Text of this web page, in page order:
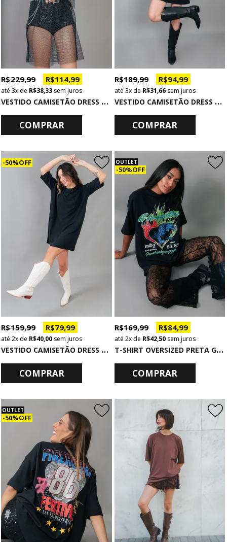
V
ESTIDO CAMISETÃO DRESS TELA PRETA COM BRILHO
R$ 229,99 R$ 114,99
3x de R$ 38,33 sem juros
COMPRAR
V
ESTIDO CAMISETÃO DRESS PRETO COM PLUMAS THOUSAND
R$ 189,99 R$ 94,99
3xde R$ 31,66sem juros
COMPRAR
50% OFF
V
ESTIDO CAMISETÃO DRESS BÁSICO PRETO
R$ 159,99 R$ 79,99
2x de R$ 40,00 sem juros
COMPRAR
OUTLET
50% OFF
T
-SHIRT OVERSIZED PRETA GLOWGETTER
R$ 169,99 R$ 84,99
2xde R$ 42,50sem juros
COMPRAR
OUTLET
50% OFF